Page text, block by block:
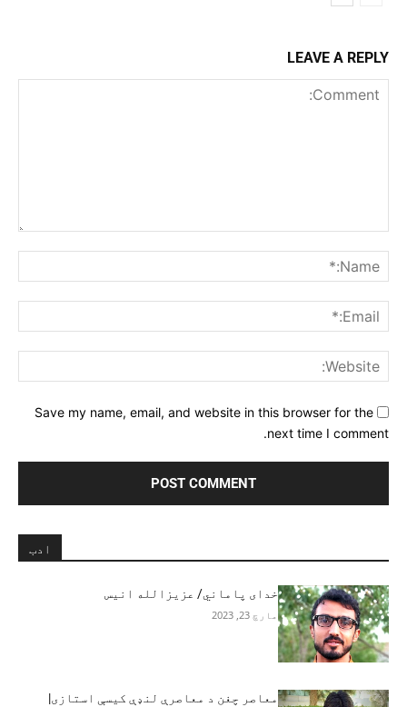
LEAVE A REPLY
Save my name, email, and website in this browser for the
next time I comment.
ادب
خدای پاماني/ عزیزالله انیس
مارچ 23, 2023
معاصر چغن د معاصرې لنډې کیسې استازی|